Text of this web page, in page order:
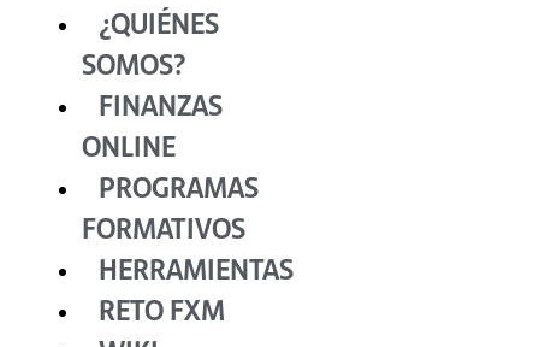
¿QUIÉNES
SOMOS?
FINANZAS
ONLINE
PROGRAMAS
FORMATIVOS
HERRAMIENTAS
RETO FXM